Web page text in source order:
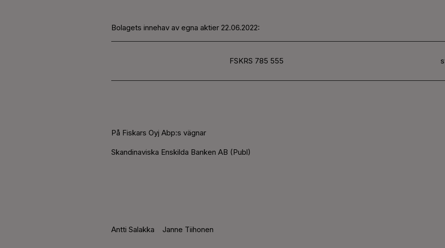
Bolagets innehav av egna aktier 22.06.2022:
FSKRS 785 555
På Fiskars Oyj Abp:s vägnar
Skandinaviska Enskilda Banken AB (Publ)
Antti Salakka Janne Tiihonen